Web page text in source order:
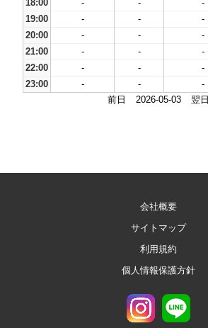
18:00
- - -
19:00
- - -
20:00
- - -
21:00
- - -
22:00
- - -
23:00
- - -
前日
2026-05-03 翌日
会社概要
サイトマップ
利用規約
個人情報保護方針